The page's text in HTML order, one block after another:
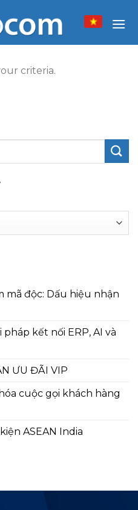
criteria.
mã độc: Dấu hiệu nhận
pháp kết nối ERP, AI và
ƯU ĐÃI VIP
cuộc gọi khách hàng
ASEAN India